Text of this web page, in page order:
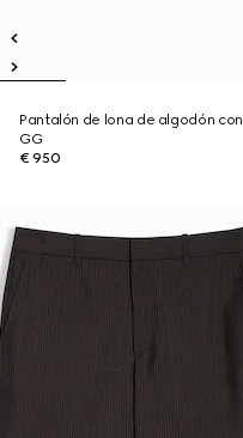
Pantalón de lona de algodón con
GG
€ 950